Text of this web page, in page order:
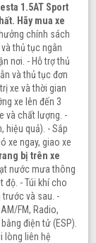
1.5AT Sport
Hãy mua xe
chính sách
thủ tục ngân
nơi. - Hỗ trợ thủ
và thủ tục đơn
xe và thời gian
xe lên đến 3
và chất lượng. -
hiệu quả). - Sắp
xe ngay, giao xe
bị trên xe
nước mưa thông
độ. - Túi khí cho
trước và sau. -
FM, Radio,
điện tử (ESP).
lòng liên hệ